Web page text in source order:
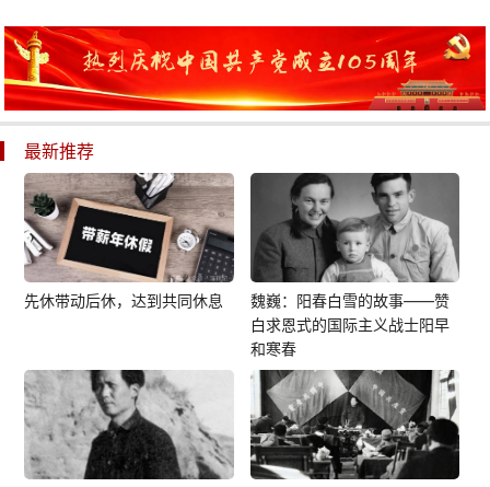
最新推荐
先休带动后休，达到共同休息
魏巍：阳春白雪的故事——赞
白求恩式的国际主义战士阳早
和寒春